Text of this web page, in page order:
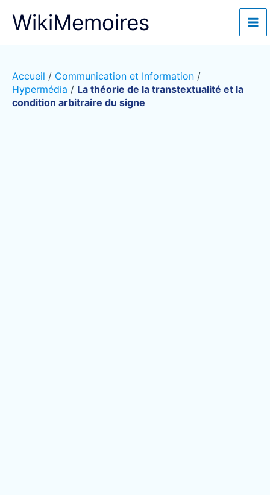
WikiMemoires
Accueil / Communication et Information /
Hypermédia / La théorie de la transtextualité et la
condition arbitraire du signe